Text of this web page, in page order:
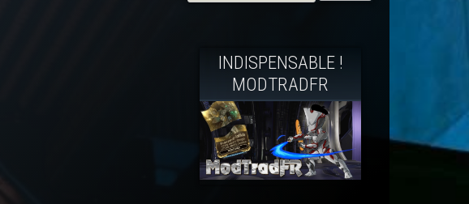
INDISPENSABLE !
MODTRADFR